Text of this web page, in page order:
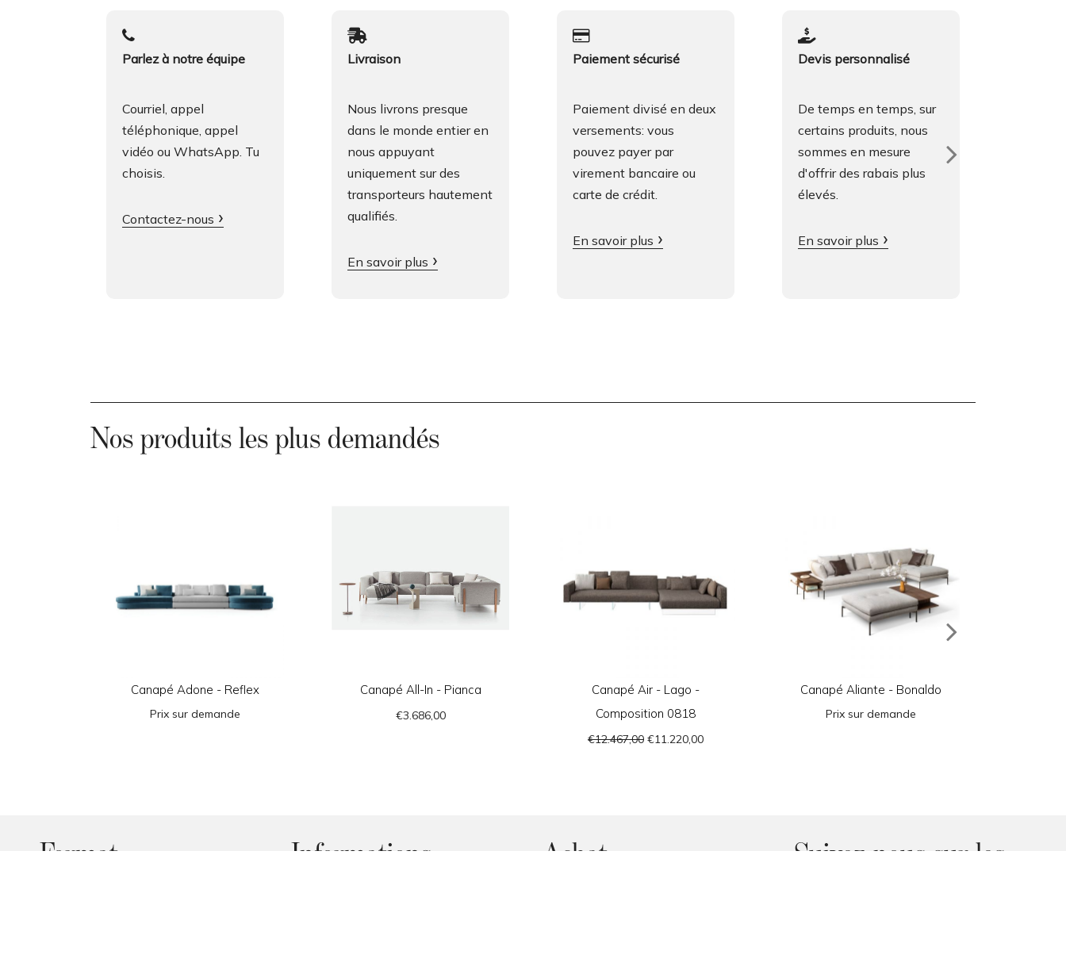
s
Parlez à notre équipe
Courriel, appel
téléphonique, appel
vidéo ou WhatsApp. Tu
choisis.
Contactez-nous
Livraison
Nous livrons presque
dans le monde entier en
nous appuyant
uniquement sur des
transporteurs hautement
qualifiés.
En savoir plus
Paiement sécurisé
Paiement divisé en deux
versements: vous
pouvez payer par
virement bancaire ou
carte de crédit.
En savoir plus
Devis personnalisé
De temps en temps, sur
certains produits, nous
sommes en mesure
d'offrir des rabais plus
élevés.
En savoir plus
Nos produits les plus demandés
Canapé Adone - Reflex
Prix sur demande
Canapé All-In - Pianca
€3.686,00
Canapé Air - Lago -
Composition 0818
€12.467,00 €11.220,00
Canapé Aliante - Bonaldo
Prix sur demande
Format Informations Achat
Suivez-nous sur les